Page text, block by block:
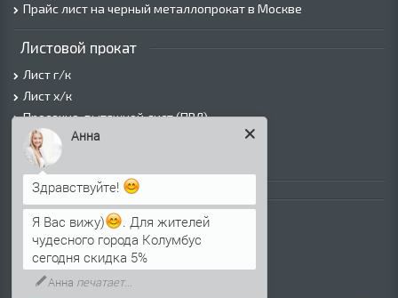
Прайс лист на черный металлопрокат в Москве
Листовой прокат
Лист г/к
Лист х/к
Просечно-вытяжной лист (ПВЛ)
Лист рифленый
Лист оцинкованный
Трубы
Трубы горячедеформированные
Труба холоднодеформированная
Трубы ВГП (Водогазопроводные)
Трубы ВГП оцинкованные
Анна
Здравствуйте!
Я Вас вижу)
. Для жителей
чудесного города Колумбус
сегодня скидка 5%
Анна печатает...